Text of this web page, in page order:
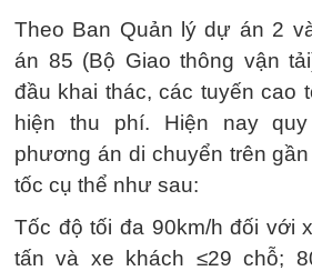
Theo Ban Quản lý dự án 2
án 85 (Bộ Giao thông vận
đầu khai thác, các tuyến cao
hiện thu phí. Hiện nay
phương án di chuyển trên
tốc cụ thể như sau:
Tốc độ tối đa 90km/h đối với
tấn và xe khách ≤29 chỗ;